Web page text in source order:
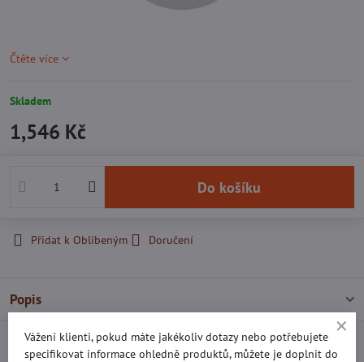
Čtěte více
Skladem
1,546 Kč
Do košíku
Přidat k Oblíbeným Doručení
Popis
Recenze 0
Vážení klienti, pokud máte jakékoliv dotazy nebo potřebujete
specifikovat informace ohledně produktů, můžete je doplnit do